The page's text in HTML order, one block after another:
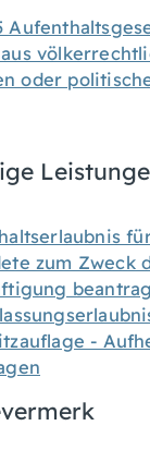
oder
zum Zweck
-